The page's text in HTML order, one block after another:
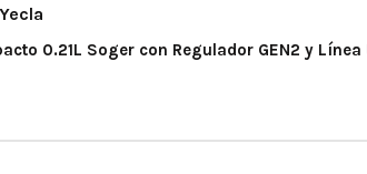
0.21L Soger con Regulador GEN2 y Línea